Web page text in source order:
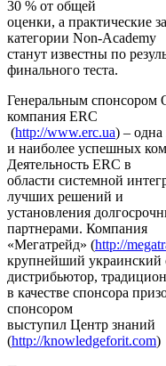
30 % от общей
оценки, а практические
категории Non-Academy
станут известны по
финального теста.
Генеральным спонсором
компания ERC
(http://www.erc.ua) –
и наиболее успешных
Деятельность ERC в
области системной
лучших решений и
установления
партнерами. Компания
«Мегатрейд» (http://
крупнейший
дистрибьютор,
в качестве спонсора
спонсором
выступил Центр знаний
(http://knowledgeforit.com)